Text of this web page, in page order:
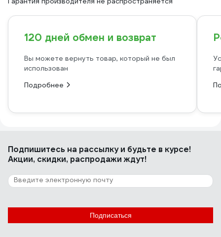
120 дней обмен и возврат
Вы можете вернуть товар, который не был
использован
Подробнее
Подпишитесь на рассылкуи будьте в курсе!
Акции, скидки, распродажи ждут!
Подписаться